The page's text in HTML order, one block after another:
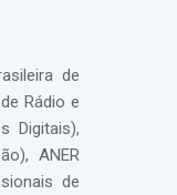
de
Rádio e
Digitais),
ANER
de